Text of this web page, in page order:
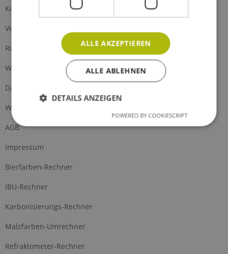
Kontakt
Versand und Zahlung
Rückgabe
Widerrufsrecht
Datenschutz
Widerrufsformular
AGB
Impressum
Bierfarben-Rechner
IBU-Rechner
Karbonisierungs-Rechner
Malzfarben-Umrechner
Refraktometer-Rechner
ALLE AKZEPTIEREN
ALLE ABLEHNEN
DETAILS ANZEIGEN
POWERED BY COOKIESCRIPT